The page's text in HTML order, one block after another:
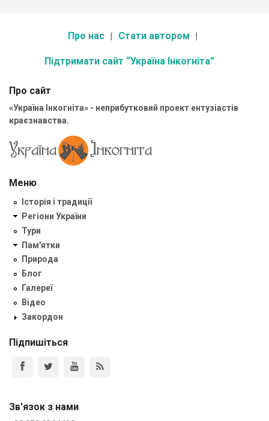
Про нас Стати автором
Підтримати сайт “Україна Інкогніта”
Про сайт
«Україна Інкогніта» - неприбутковий проект ентузіастів
краєзнавства.
Меню
Історія і традиції
Регіони України
Тури
Пам'ятки
Природа
Блог
Галереї
Відео
Закордон
Підпишіться
Зв'язок з нами